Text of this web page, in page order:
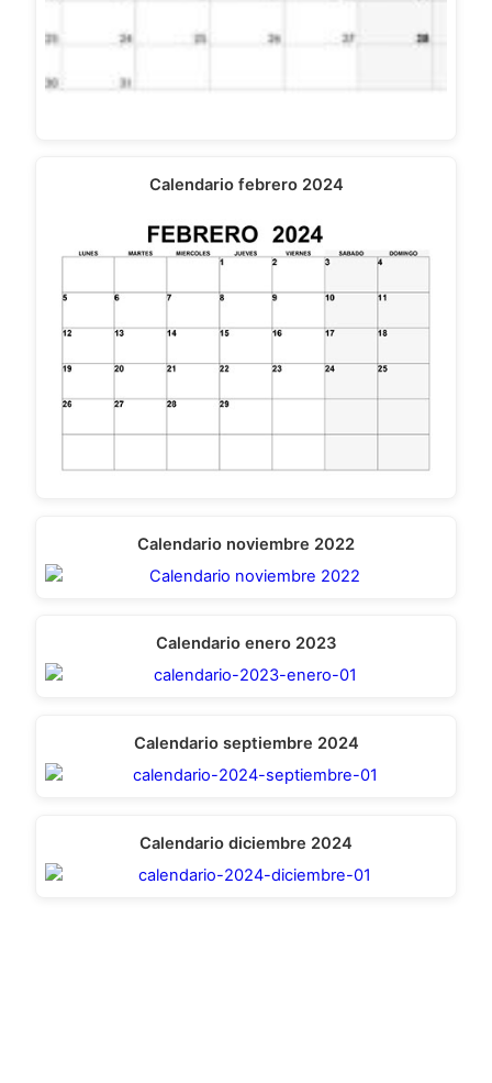
Calendario febrero 2024
Calendario noviembre 2022
Calendario enero 2023
Calendario septiembre 2024
Calendario diciembre 2024